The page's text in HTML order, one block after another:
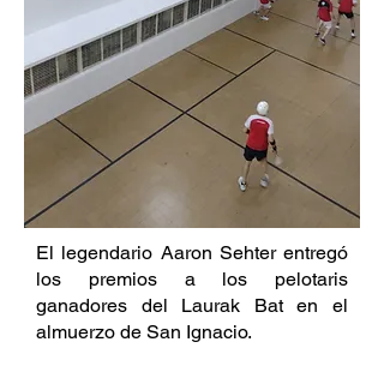
El legendario Aaron Sehter entregó
los premios a los pelotaris
ganadores del Laurak Bat en el
almuerzo de San Ignacio.